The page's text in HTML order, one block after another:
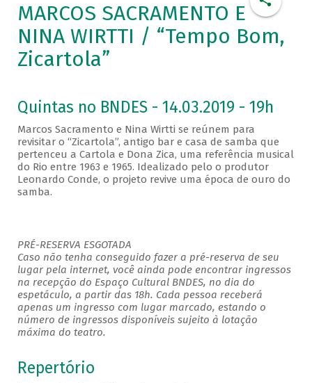
MARCOS SACRAMENTO E
NINA WIRTTI / “Tempo Bom,
Zicartola”
Quintas no BNDES - 14.03.2019 - 19h
Marcos Sacramento e Nina Wirtti se reúnem para
revisitar o “Zicartola”, antigo bar e casa de samba que
pertenceu a Cartola e Dona Zica, uma referência musical
do Rio entre 1963 e 1965. Idealizado pelo o produtor
Leonardo Conde, o projeto revive uma época de ouro do
samba.
PRÉ-RESERVA ESGOTADA
Caso não tenha conseguido fazer a pré-reserva de seu
lugar pela internet, você ainda pode encontrar ingressos
na recepção do Espaço Cultural BNDES, no dia do
espetáculo, a partir das 18h. Cada pessoa receberá
apenas um ingresso com lugar marcado, estando o
número de ingressos disponíveis sujeito à lotação
máxima do teatro.
Repertório